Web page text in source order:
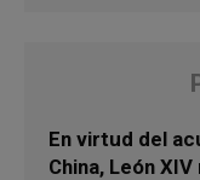
En virtud del
China, León